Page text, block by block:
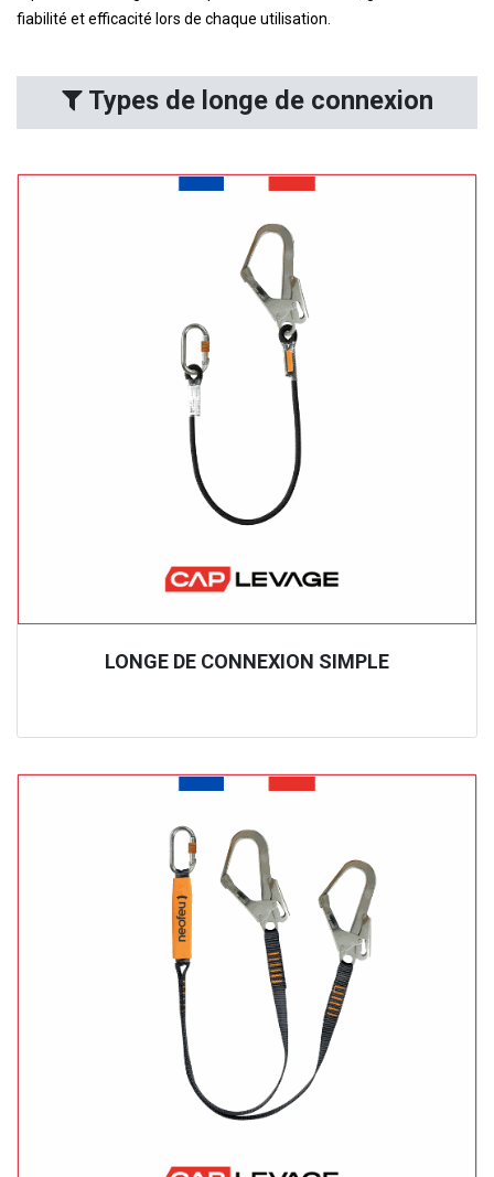
fiabilité et efficacité lors de chaque utilisation.
Types de longe de connexion
LONGE DE CONNEXION SIMPLE